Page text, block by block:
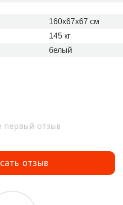
160х67х67 см
145 кг
белый
первый отзыв
отзыв